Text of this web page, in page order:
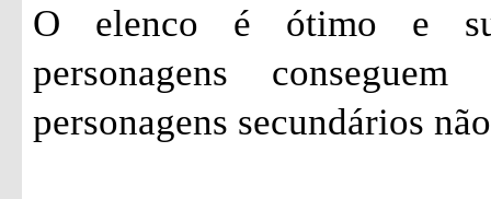
O elenco é ótimo e
personagens
personagens secundários